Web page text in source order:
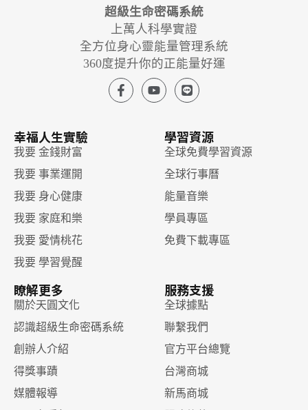
超級生命密碼系統
上萬人科學實證
全方位身心靈能量管理系統
360度提升你的正能量好運
幸福人生實驗
我要 金錢財富
我要 事業運開
我要 身心健康
我要 家庭和樂
我要 愛情桃花
我要 學習覺醒
學習資源
全球免費學習資源
全球行事曆
能量音樂
學員專區
免費下載專區
瞭解更多
關於天圓文化
認識超級生命密碼系統
創辦人介紹
得獎事蹟
媒體報導
服務支援
全球據點
聯繫我們
官方平台總覽
台灣商城
新馬商城